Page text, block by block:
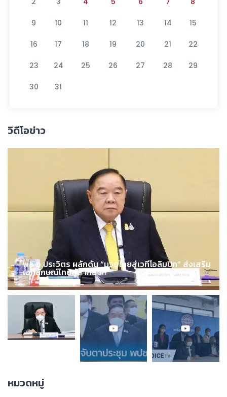
9 10 11 12 13 14 15
16 17 18 19 20 21 22
23 24 25 26 27 28 29
30 31
วิดีโอข่าว
พล.อ.ประวิตร ผลักดัน “มวยไทยสู่เวทีโอลิมปิก” ส่งเสริม
เอกลักษณ์ไทยสู่สากล !!!
หมวดหมู่